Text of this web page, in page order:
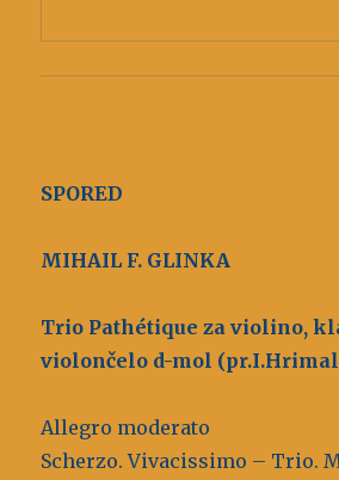
SPORED
MIHAIL F. GLINKA
Trio Pathétique za violino,
violončelo d-mol
Allegro moderato
Scherzo. Vivacissimo – Trio.